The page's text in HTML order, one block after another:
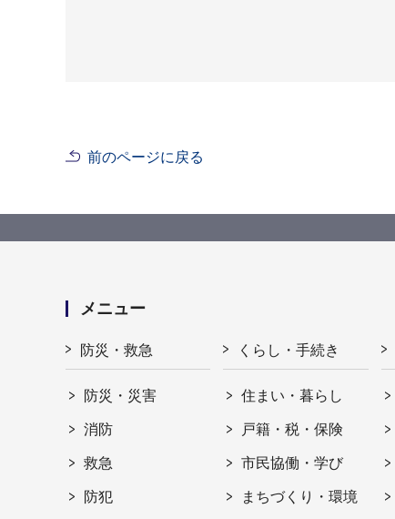
前のページに戻る
メニュー
防災・救急
防災・災害
消防
救急
防犯
くらし・手続き
住まい・暮らし
戸籍・税・保険
市民協働・学び
まちづくり・環境